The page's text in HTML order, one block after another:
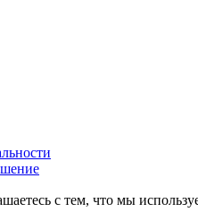
с тем, что мы